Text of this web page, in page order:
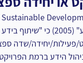
במאמרה "גורמי הצלחה
פעילות/יחידה/שדה
הידע ברמת הפרויקט